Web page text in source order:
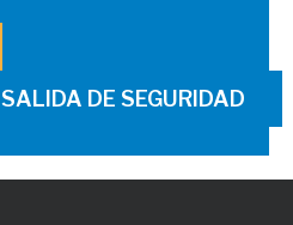
SALIDA DE SEGURIDAD